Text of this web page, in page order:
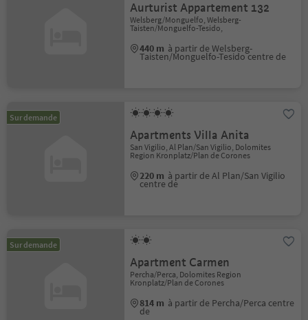
Aurturist Appartement 132
Welsberg/Monguelfo, Welsberg-
Taisten/Monguelfo-Tesido,
440 m à partir de Welsberg-
Taisten/Monguelfo-Tesido centre de
Sur demande
Apartments Villa Anita
San Vigilio, Al Plan/San Vigilio, Dolomites
Region Kronplatz/Plan de Corones
220 m à partir de Al Plan/San Vigilio
centre de
Sur demande
Apartment Carmen
Percha/Perca, Dolomites Region
Kronplatz/Plan de Corones
814 m à partir de Percha/Perca centre
de